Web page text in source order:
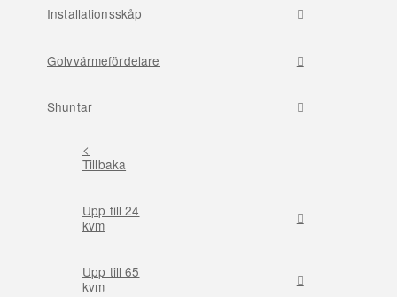
Installationsskåp
Golvvärmefördelare
Shuntar
<
Tillbaka
Upp till 24
kvm
Upp till 65
kvm